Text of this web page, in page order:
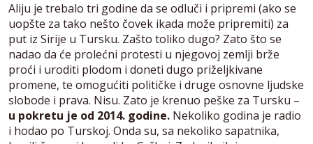
Aliju je trebalo tri godine da se odluči i pripremi (ako se
uopšte za tako nešto čovek ikada može pripremiti) za
put iz Sirije u Tursku. Zašto toliko dugo? Zato što se
nadao da će prolećni protesti u njegovoj zemlji brže
proći i uroditi plodom i doneti dugo priželjkivane
promene, te omogućiti političke i druge osnovne ljudske
slobode i prava. Nisu. Zato je krenuo peške za Tursku –
u pokretu je od 2014. godine. Nekoliko godina je radio
i hodao po Turskoj. Onda su, sa nekoliko sapatnika,